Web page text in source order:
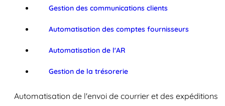
Gestion des communications clients
Automatisation des comptes fournisseurs
Automatisation de l'AR
Gestion de la trésorerie
Automatisation de l'envoi de courrier et des expéditions